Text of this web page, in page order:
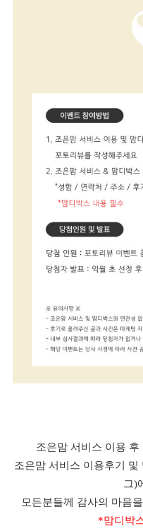
조은맘 서비스 이용
조은맘 서비스 이용후기 및
그)
모든분들께 감사의 마음
*맘디박